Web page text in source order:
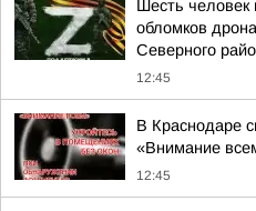
Шесть человек
обломков
Северного
12:45
В Краснодаре
«Внимание
12:45